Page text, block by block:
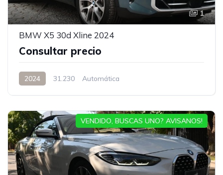
1
BMW X5 30d Xline 2024
Consultar precio
2024 31.230 Automática
VENDIDO, BUSCAS UNO? AVISANOS!